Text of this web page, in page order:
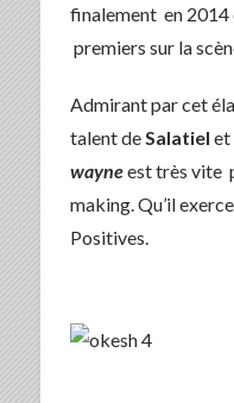
finalement en 2014
premiers sur la
Admirant par cet
talent deSalatiel et
wayneest très vite
making. Qu’il